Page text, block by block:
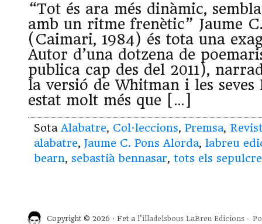
“Tot és ara més dinàmic,
amb un ritme frenètic” Jaume
(Caimari, 1984) és tota una
Autor d’una dotzena de
publica cap des del 2011),
la versió de Whitman i les seves
estat molt més que […]
Sota Alabatre, Col·leccions, Premsa,
alabatre, Jaume C. Pons Alorda, labreu
bearn, sebastià bennasar, tots els
Copyright © 2026 · Fet a l'illadelsbous LaBreu Edicions -